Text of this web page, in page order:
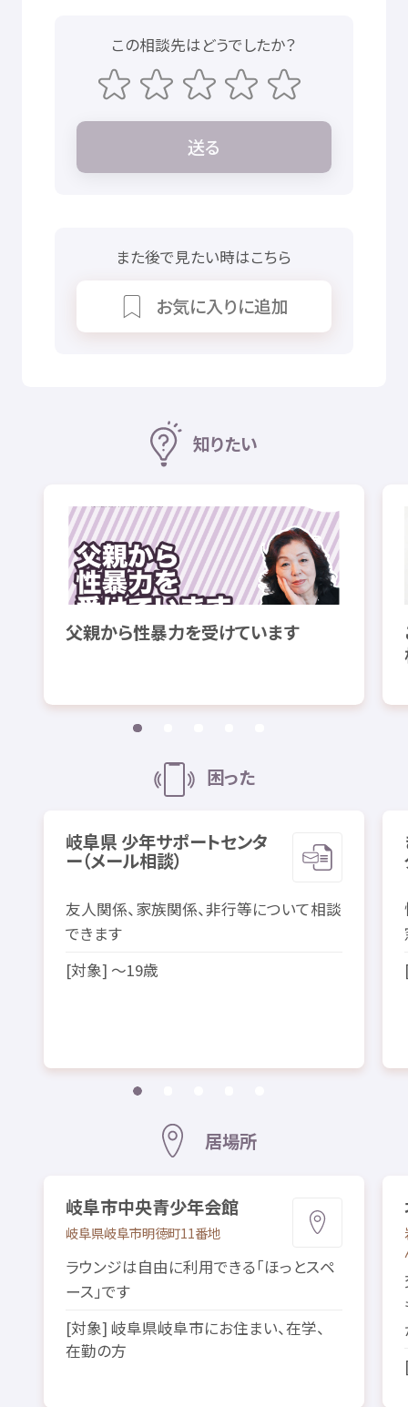
や転送、コピーを禁じます。
この相談先はどうでしたか？
送る
また後で 見たい時はこちら
お気に入りに追加
知りたい
父親から性暴力を受けています
困った
岐阜県 少年サポートセンタ
ー（メール相談）
友人関係、 家族関係、非行等について相談
できます
[対象] ～19歳
居場所
岐阜市中央青少年会館
岐阜県岐阜市明徳町11番地
ラウンジは自由に利用できる「ほっとスペ
ース」です
[対象] 岐阜県岐阜市にお住まい、在学、
在勤の方